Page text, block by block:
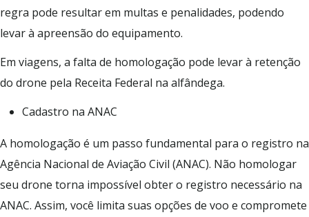
regra pode resultar em multas e penalidades, podendo
levar à apreensão do equipamento.
Em viagens, a falta de homologação pode levar à retenção
do drone pela Receita Federal na alfândega.
Cadastro na ANAC
A homologação é um passo fundamental para o registro na
Agência Nacional de Aviação Civil (ANAC). Não homologar
seu drone torna impossível obter o registro necessário na
ANAC. Assim, você limita suas opções de voo e compromete